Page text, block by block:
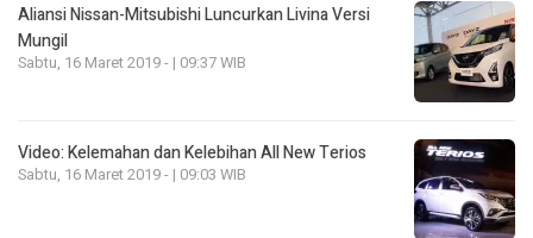
Aliansi Nissan-Mitsubishi Luncurkan Livina Versi
Mungil
Sabtu, 16 Maret 2019 - | 09:37 WIB
Video: Kelemahan dan Kelebihan All New Terios
Sabtu, 16 Maret 2019 - | 09:03 WIB